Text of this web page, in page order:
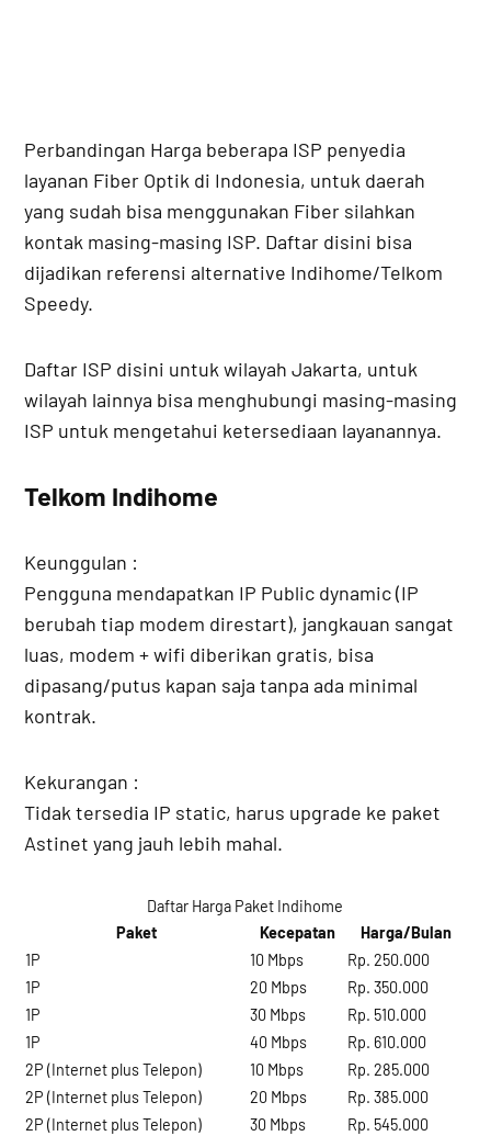
Perbandingan Harga beberapa ISP penyedia
layanan Fiber Optik di Indonesia, untuk daerah
yang sudah bisa menggunakan Fiber silahkan
kontak masing-masing ISP. Daftar disini bisa
dijadikan referensi alternative Indihome/Telkom
Speedy.
Daftar ISP disini untuk wilayah Jakarta, untuk
wilayah lainnya bisa menghubungi masing-masing
ISP untuk mengetahui ketersediaan layanannya.
Telkom Indihome
Keunggulan :
Pengguna mendapatkan IP Public dynamic (IP
berubah tiap modem direstart), jangkauan sangat
luas, modem + wifi diberikan gratis, bisa
dipasang/putus kapan saja tanpa ada minimal
kontrak.
Kekurangan :
Tidak tersedia IP static, harus upgrade ke paket
Astinet yang jauh lebih mahal.
Daftar Harga Paket Indihome
Paket
Kecepatan
Harga/Bulan
1P
10 Mbps
Rp. 250.000
1P
20 Mbps
Rp. 350.000
1P
30 Mbps
Rp. 510.000
1P
40 Mbps
Rp. 610.000
2P (Internet plus Telepon)
10 Mbps
Rp. 285.000
2P (Internet plus Telepon)
20 Mbps
Rp. 385.000
2P (Internet plus Telepon)
30 Mbps
Rp. 545.000